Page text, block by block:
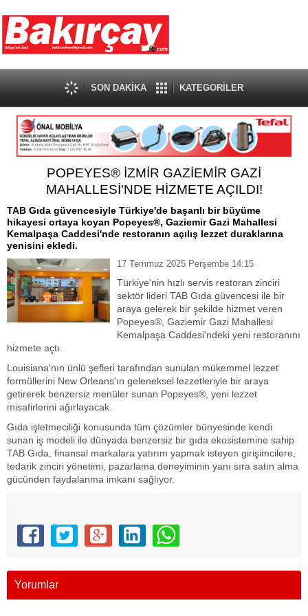
SON DAKİKA KATEGORİLER
POPEYES® İZMİR GAZİEMİR GAZİ
MAHALLESİ'NDE HİZMETE AÇILDI!
TAB Gıda güvencesiyle Türkiye'de başarılı bir büyüme
hikayesi ortaya koyan Popeyes®, Gaziemir Gazi Mahallesi
Kemalpaşa Caddesi'nde restoranın açılış lezzet duraklarına
yenisini ekledi.
17 Temmuz 2025 Perşembe 14:15
Türkiye'nin hızlı servis restoran zinciri
sektör lideri TAB Gıda güvencesi ile bir
araya gelerek bir şekilde hizmet veren
Popeyes®, Gaziemir Gazi Mahallesi
Kemalpaşa Caddesi'ndeki yeni restoranını
hizmete açtı.
Louisiana'nın ünlü şefleri tarafından sunulan mükemmel lezzet
formüllerini New Orleans'ın geleneksel lezzetleriyle bir araya
getirerek benzersiz menüler sunan Popeyes®, yeni lezzet
misafirlerini ağırlayacak.
Gıda işletmeciliği konusunda tüm çözümler bünyesinde kendi
sunan iş modeli ile dünyada benzersiz bir gıda ekosistemine sahip
TAB Gıda, finansal markalara yatırım yapmak isteyen girişimcilere,
tedarik zinciri yönetimi, pazarlama deneyiminin yanı sıra satın alma
gücünden faydalanma imkanı sağlıyor.
Yorumlar